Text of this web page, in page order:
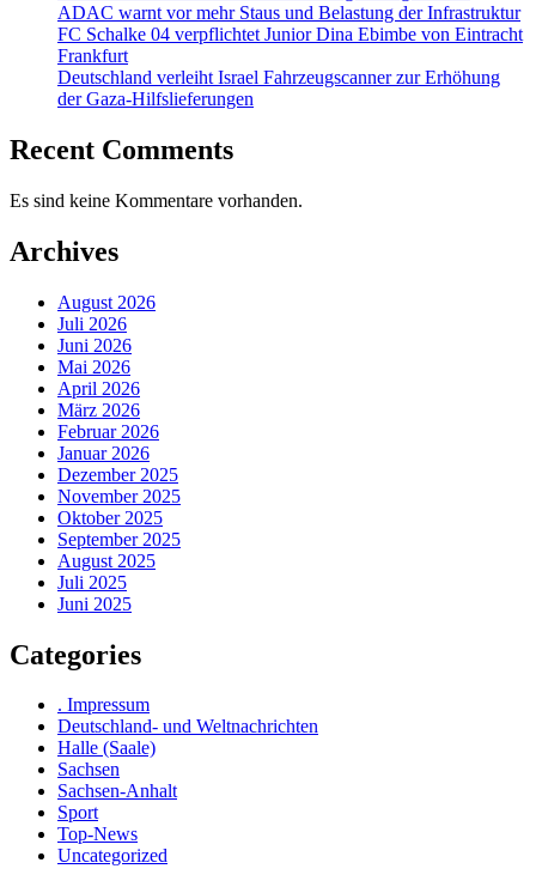
ADAC warnt vor mehr Staus und Belastung der Infrastruktur
FC Schalke 04 verpflichtet Junior Dina Ebimbe von Eintracht
Frankfurt
Deutschland verleiht Israel Fahrzeugscanner zur Erhöhung
der Gaza-Hilfslieferungen
Recent Comments
Es sind keine Kommentare vorhanden.
Archives
August 2026
Juli 2026
Juni 2026
Mai 2026
April 2026
März 2026
Februar 2026
Januar 2026
Dezember 2025
November 2025
Oktober 2025
September 2025
August 2025
Juli 2025
Juni 2025
Categories
. Impressum
Deutschland- und Weltnachrichten
Halle (Saale)
Sachsen
Sachsen-Anhalt
Sport
Top-News
Uncategorized